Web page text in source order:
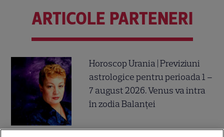
ARTICOLE PARTENERI
Horoscop Urania | Previziuni
astrologice pentru perioada 1 –
7 august 2026. Venus va intra
în zodia Balanței